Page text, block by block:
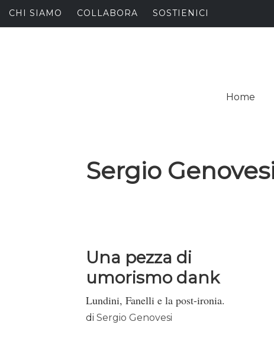
Skip
to
CHI SIAMO COLLABORA SOSTIENICI
Home
Sergio
Una pezza di
umorismo dank
Lundini, Fanelli e la post-ironia.
di Sergio Genovesi